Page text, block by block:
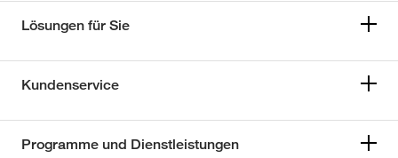
Lösungen für Sie
Kundenservice
Programme und Dienstleistungen